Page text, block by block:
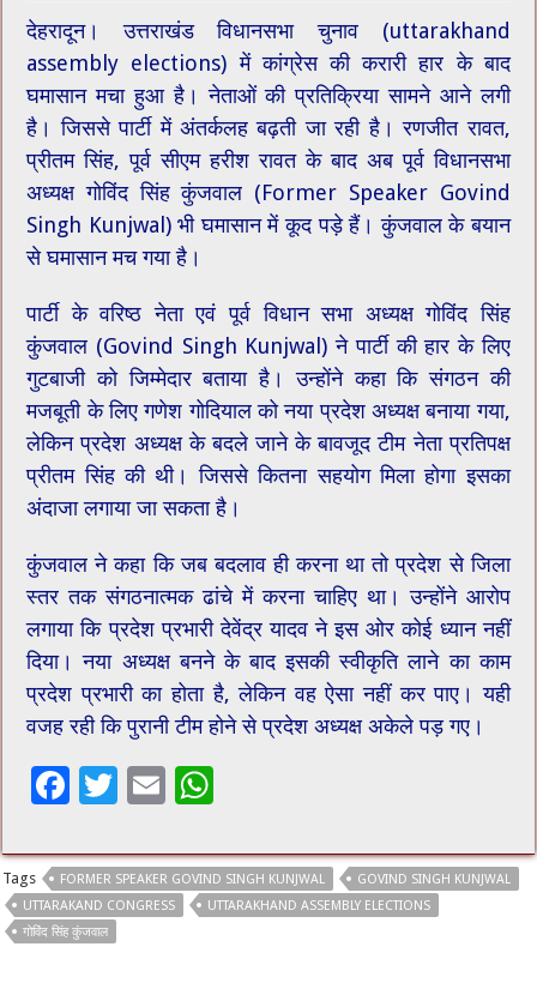
देहरादून। उत्तराखंड विधानसभा चुनाव (uttarakhand
assembly elections) में कांग्रेस की करारी हार के बाद
घमासान मचा हुआ है। नेताओं की प्रतिक्रिया सामने आने लगी
है। जिससे पार्टी में अंतर्कलह बढ़ती जा रही है। रणजीत रावत,
प्रीतम सिंह, पूर्व सीएम हरीश रावत के बाद अब पूर्व विधानसभा
अध्यक्ष गोविंद सिंह कुंजवाल (Former Speaker Govind
Singh Kunjwal) भी घमासान में कूद पड़े हैं। कुंजवाल के बयान
से घमासान मच गया है।
पार्टी के वरिष्ठ नेता एवं पूर्व विधान सभा अध्यक्ष गोविंद सिंह
कुंजवाल (Govind Singh Kunjwal) ने पार्टी की हार के लिए
गुटबाजी को जिम्मेदार बताया है। उन्होंने कहा कि संगठन की
मजबूती के लिए गणेश गोदियाल को नया प्रदेश अध्यक्ष बनाया गया,
लेकिन प्रदेश अध्यक्ष के बदले जाने के बावजूद टीम नेता प्रतिपक्ष
प्रीतम सिंह की थी। जिससे कितना सहयोग मिला होगा इसका
अंदाजा लगाया जा सकता है।
कुंजवाल ने कहा कि जब बदलाव ही करना था तो प्रदेश से जिला
स्तर तक संगठनात्मक ढांचे में करना चाहिए था। उन्होंने आरोप
लगाया कि प्रदेश प्रभारी देवेंद्र यादव ने इस ओर कोई ध्यान नहीं
दिया। नया अध्यक्ष बनने के बाद इसकी स्वीकृति लाने का काम
प्रदेश प्रभारी का होता है, लेकिन वह ऐसा नहीं कर पाए। यही
वजह रही कि पुरानी टीम होने से प्रदेश अध्यक्ष अकेले पड़ गए।
F
e
b
o
T
tt
er
E
ai
l
at
sA
Tags FORMER SPEAKER GOVIND SINGH KUNJWAL
GOVIND SINGH KUNJWAL
UTTARAKAND CONGRESS
UTTARAKHAND ASSEMBLY ELECTIONS
गोविंद सिंह कुंजवाल